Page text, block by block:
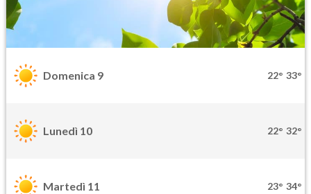
Domenica 9 22° 33°
Lunedì 10 22° 32°
Martedì 11 23° 34°